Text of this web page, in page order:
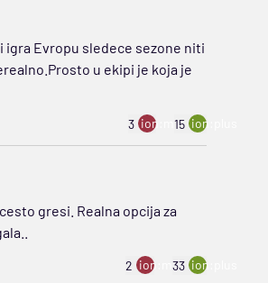
igra Evropu sledece sezone niti
u ekipi je koja je
3 ion:minus
15 ion:plus
gresi. Realna opcija za
2 ion:minus
33 ion:plus